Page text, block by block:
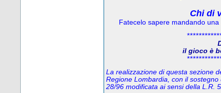
Chi di
Fatecelo sapere mandando
il gioco è
La realizzazione di questa sezione
Regione Lombardia, con il
28/96 modificata ai sensi della L.R.